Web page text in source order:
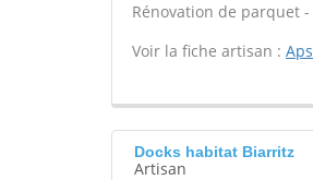
Rénovation de parquet -
Voir la fiche artisan : Aps
Docks habitat Biarritz
Artisan